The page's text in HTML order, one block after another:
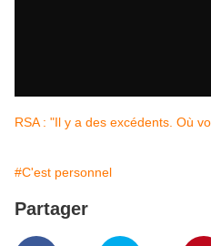
RSA : "Il y a des excédents. Où
#C'est personnel
Partager